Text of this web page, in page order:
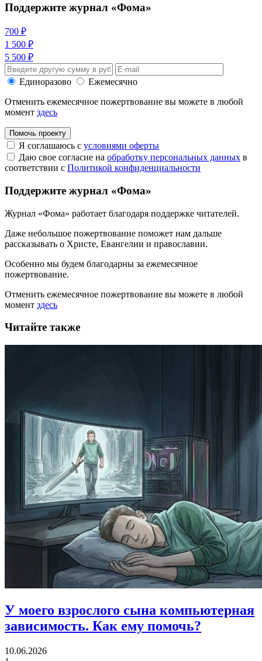
Поддержите журнал «Фома»
700 ₽
1 500 ₽
5 500 ₽
Единоразово
Ежемесячно
Отменить ежемесячное пожертвование вы можете в любой
момент здесь
Помочь проекту
Я соглашаюсь с условиями оферты
Даю свое согласие на обработку персональных данных в
соответствии с Политикой конфиденциальности
Поддержите журнал «Фома»
Журнал «Фома» работает благодаря поддержке читателей.
Даже небольшое пожертвование поможет нам дальше
рассказывать о Христе, Евангелии и православии.
Особенно мы будем благодарны за ежемесячное
пожертвование.
Отменить ежемесячное пожертвование вы можете в любой
момент здесь
Читайте также
У моего взрослого сына компьютерная
зависимость. Как ему помочь?
10.06.2026